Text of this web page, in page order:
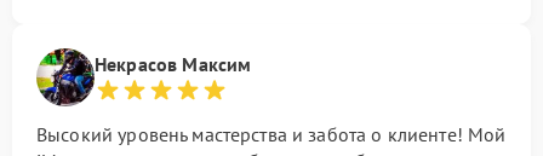
Некрасов Максим
Высокий уровень мастерства и забота о клиенте! Мой